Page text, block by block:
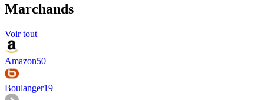
Marchands
Voir tout
Amazon50
Boulanger19